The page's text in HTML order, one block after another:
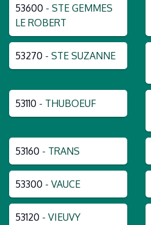
53600 - STE GEMMES
LE ROBERT
53270 - STE SUZANNE
53110 - THUBOEUF
53160 - TRANS
53300 - VAUCE
53120 - VIEUVY